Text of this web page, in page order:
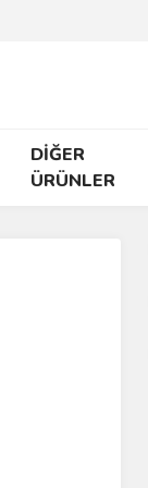
DİĞER
ÜRÜNLER